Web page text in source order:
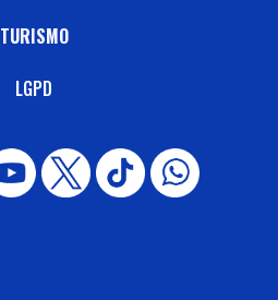
TURISMO
LGPD